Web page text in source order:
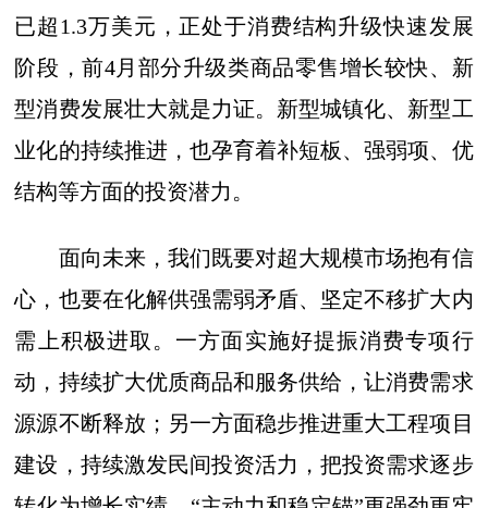
已超1.3万美元，正处于消费结构升级快速发展
阶段，前4月部分升级类商品零售增长较快、新
型消费发展壮大就是力证。新型城镇化、新型工
业化的持续推进，也孕育着补短板、强弱项、优
结构等方面的投资潜力。
面向未来，我们既要对超大规模市场抱有信
心，也要在化解供强需弱矛盾、坚定不移扩大内
需上积极进取。一方面实施好提振消费专项行
动，持续扩大优质商品和服务供给，让消费需求
源源不断释放；另一方面稳步推进重大工程项目
建设，持续激发民间投资活力，把投资需求逐步